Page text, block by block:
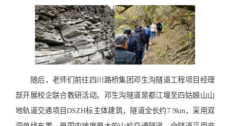
随后，老师们前往四川路桥集团邓生沟隧道工程项目经理
部开展校企联合教研活动。邓生沟隧道是都江堰至四姑娘山山
地轨道交通项目DSZH标主体建筑，隧道全长约7.9km，采用双